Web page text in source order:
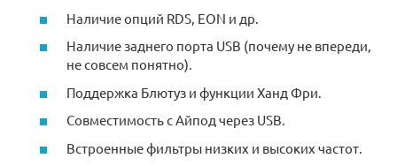
Наличие опций RDS, EON и др.
Наличие заднего порта USB (почему не впереди,
не совсем понятно).
Поддержка Блютуз и функции Ханд Фри.
Совместимость с Айпод через USB.
Встроенные фильтры низких и высоких частот.